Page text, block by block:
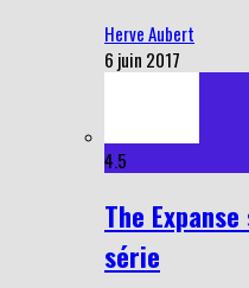
Herve Aubert
6 juin 2017
4.5
The
série